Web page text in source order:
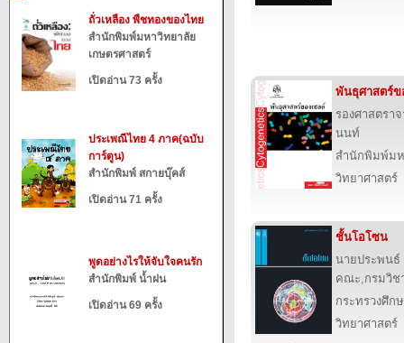
ถั่วเหลือง พืชทองของไทย
สำนักพิมพ์มหาวิทยาลัย
เกษตรศาสตร์
เปิดอ่าน 73 ครั้ง
ประเพณีไทย 4 ภาค(ฉบับ
การ์ตูน)
สำนักพิมพ์ สกายบุ๊คส์
เปิดอ่าน 71 ครั้ง
พูดอย่างไรให้จับใจคนรัก
สำนักพิมพ์ น้ำฝน
เปิดอ่าน 69 ครั้ง
พันธุศาสตร์ข
รองศาสตรา
นนท์
สำนักพิมพ์มห
วิทยาศาสตร์
ชั้นโอโซน
นายประพน
คณะ,กรมวิช
กระทรวงศึก
วิทยาศาสตร์